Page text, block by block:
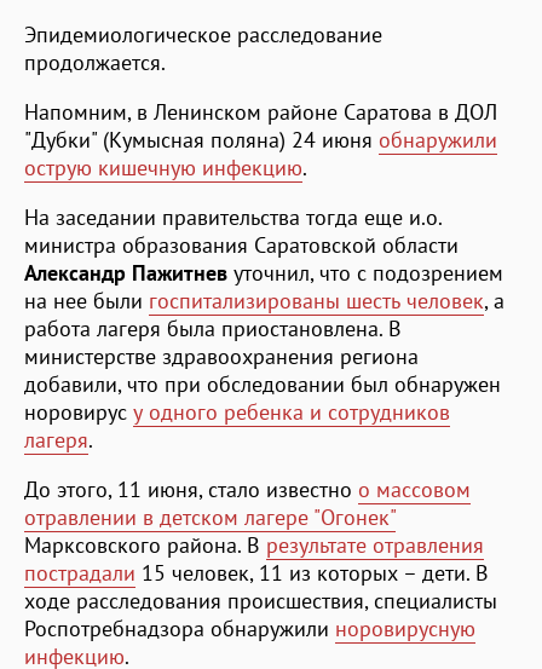
Эпидемиологическое расследование
продолжается.
Напомним, в Ленинском районе Саратова в ДОЛ
"Дубки" (Кумысная поляна) 24 июня обнаружили
острую кишечную инфекцию.
На заседании правительства тогда еще и.о.
министра образования Саратовской области
Александр Пажитнев уточнил, что с подозрением
на нее были госпитализированы шесть человек, а
работа лагеря была приостановлена. В
министерстве здравоохранения региона
добавили, что при обследовании был обнаружен
норовирус у одного ребенка и сотрудников
лагеря.
До этого, 11 июня, стало известно о массовом
отравлении в детском лагере "Огонек"
Марксовского района. В результате отравления
пострадали 15 человек, 11 из которых – дети. В
ходе расследования происшествия, специалисты
Роспотребнадзора обнаружили норовирусную
инфекцию.